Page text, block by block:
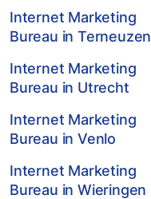
Internet Marketing
Bureau in Terneuzen
Internet Marketing
Bureau in Utrecht
Internet Marketing
Bureau in Venlo
Internet Marketing
Bureau in Wieringen